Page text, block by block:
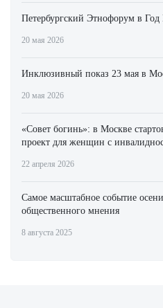
Петербургский Этнофорум в
20 мая 2026
Инклюзивный показ 23 мая в
20 мая 2026
«Совет богинь»: в Москве
проект для женщин с
22 апреля 2026
Самое масштабное событие
общественного мнения
8 августа 2025